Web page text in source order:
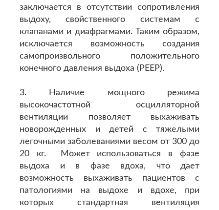
заключается в отсутствии сопротивления
выдоху, свойственного системам с
клапанами и диафрагмами. Таким образом,
исключается возможность создания
самопроизвольного положительного
конечного давления выдоха (PEEP).
3. Наличие мощного режима
высокочастотной осцилляторной
вентиляции позволяет выхаживать
новорожденных и детей с тяжелыми
легочными заболеваниями весом от 300 до
20 кг. Может использоваться в фазе
выдоха и в фазе вдоха, что дает
возможность выхаживать пациентов с
патологиями на выдохе и вдохе, при
которых стандартная вентиляция